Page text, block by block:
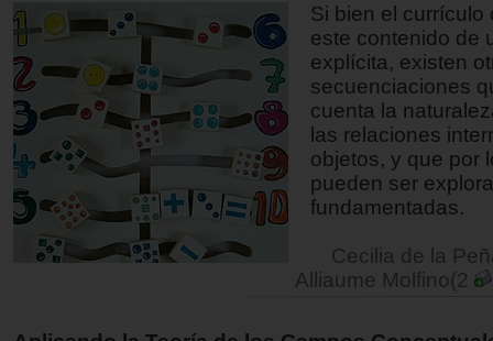
Si bien el currículo
este contenido de
explícita, existen
secuenciaciones
cuenta la
las relaciones
objetos, y que por
pueden ser
fundamentadas.
Cecilia de la
Alliaume Molfino(2